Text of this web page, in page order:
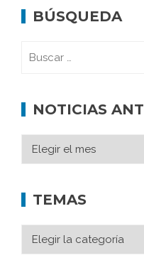
BÚSQUEDA
NOTICIAS
TEMAS